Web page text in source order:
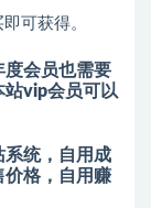
可获得。
度会员也需要
站vip会员可以
系统，自用成
价格，自用赚